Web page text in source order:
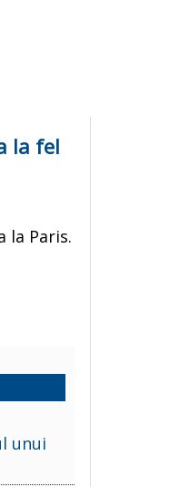
la fel
la Paris.
unui